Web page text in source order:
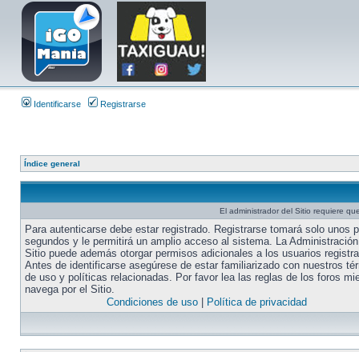
Identificarse Registrarse
Índice general
El administrador del Sitio requiere
Para autenticarse debe estar registrado. Registrarse tomará solo unos
segundos y le permitirá un amplio acceso al sistema. La
Sitio puede además otorgar permisos adicionales a los usuarios
Antes de identificarse asegúrese de estar familiarizado con nuestros
de uso y políticas relacionadas. Por favor lea las reglas de los foros
navega por el Sitio.
Condiciones de uso| Política de privacidad